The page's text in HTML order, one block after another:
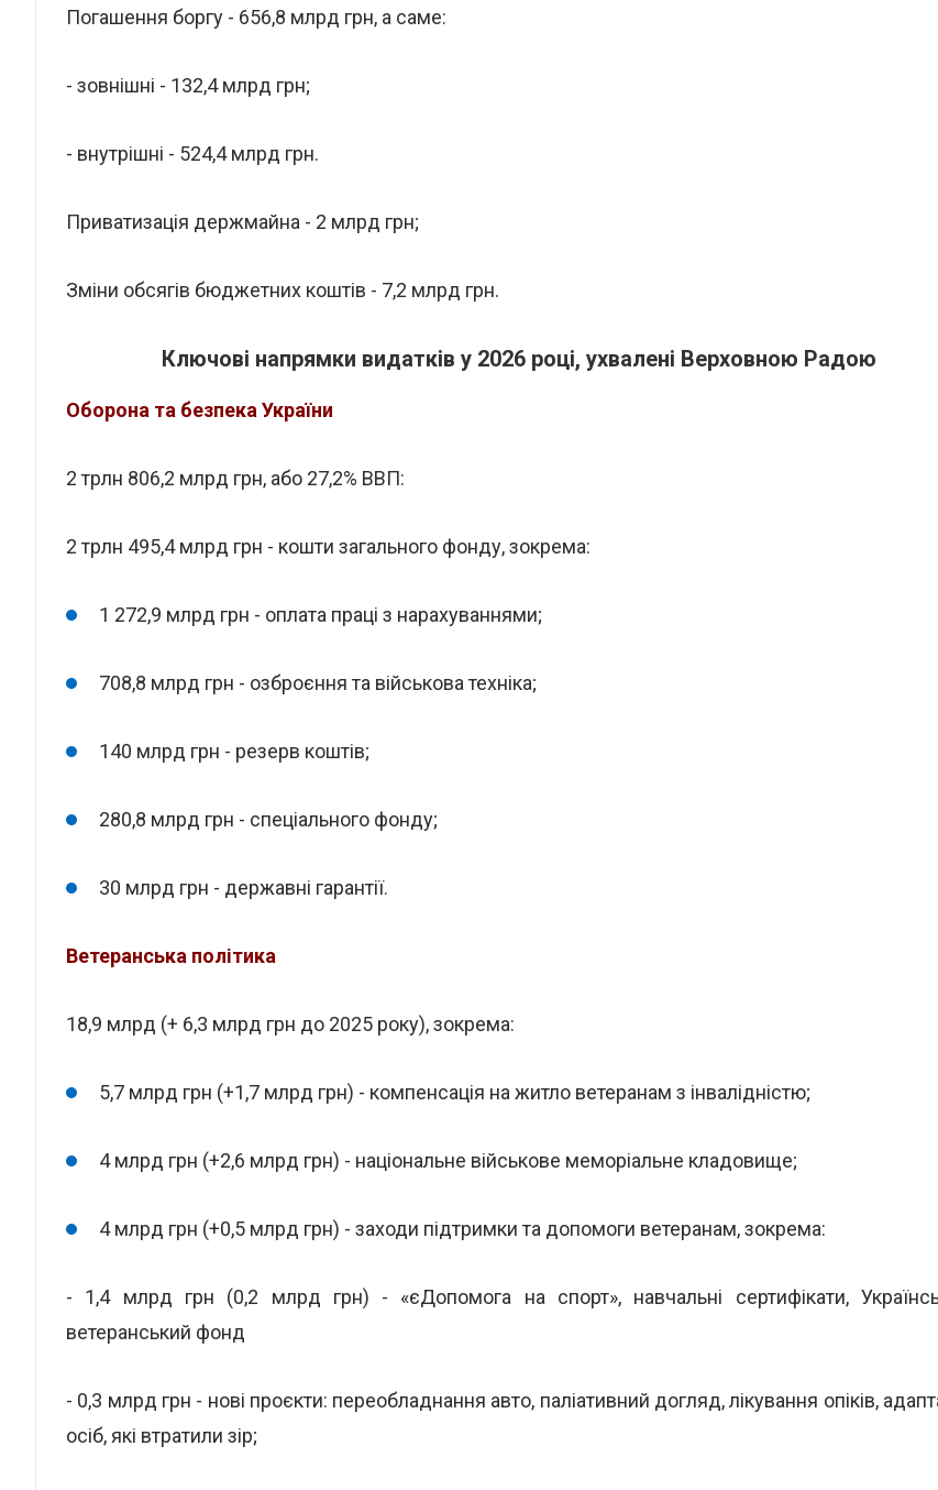
Погашення боргу - 656,8 млрд грн, а саме:
- зовнішні - 132,4 млрд грн;
- внутрішні - 524,4 млрд грн.
Приватизація держмайна - 2 млрд грн;
Зміни обсягів бюджетних коштів - 7,2 млрд грн.
Ключові напрямки видатків у 2026 році, ухвалені Верховною Радою
Оборона та безпека України
2 трлн 806,2 млрд грн, або 27,2% ВВП:
2 трлн 495,4 млрд грн - кошти загального фонду, зокрема:
1 272,9 млрд грн - оплата праці з нарахуваннями;
708,8 млрд грн - озброєння та військова техніка;
140 млрд грн - резерв коштів;
280,8 млрд грн - спеціального фонду;
30 млрд грн - державні гарантії.
Ветеранська політика
18,9 млрд (+ 6,3 млрд грн до 2025 року), зокрема:
5,7 млрд грн (+1,7 млрд грн) - компенсація на житло ветеранам з інвалідністю;
4 млрд грн (+2,6 млрд грн) - національне військове меморіальне кладовище;
4 млрд грн (+0,5 млрд грн) - заходи підтримки та допомоги ветеранам, зокрема:
- 1,4 млрд грн (0,2 млрд грн) - «єДопомога на спорт», навчальні сертифікати,
ветеранський фонд
- 0,3 млрд грн - нові проєкти: переобладнання авто, паліативний догляд, лікування опіків,
осіб, які втратили зір;